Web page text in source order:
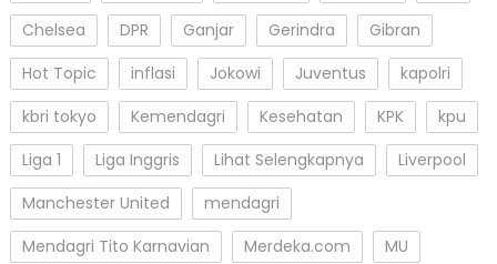
Chelsea
DPR Ganjar Gerindra
Gibran
Hot Topic
inflasi Jokowi Juventus
kapolri
kbri tokyo
Kemendagri Kesehatan KPK
kpu
Liga 1
Liga Inggris Lihat Selengkapnya
Liverpool
Manchester United
mendagri
Mendagri Tito Karnavian
Merdeka.com
MU